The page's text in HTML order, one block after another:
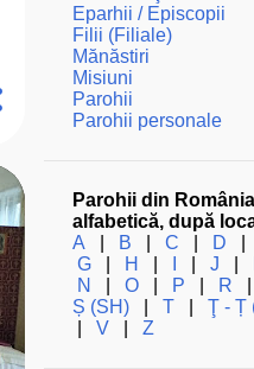
Eparhii / Episcopii
Filii (Filiale)
Mănăstiri
Misiuni
Parohii
Parohii personale
Parohii din
alfabetică, după
A
B C D
G| H J
N
O| P R
Ș (SH)| T| Ţ - Ț
V| Z